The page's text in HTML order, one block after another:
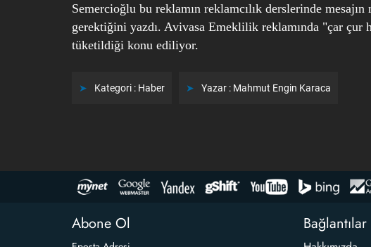
Semercioğlu bu reklamın reklamcılık derslerinde
gerektiğini yazdı. Avivasa Emeklilik reklamında "çar çur
tüketildiği konu ediliyor.
Kategori : Haber Yazar : Mahmut Engin Karaca
Abone Ol Bağlantılar